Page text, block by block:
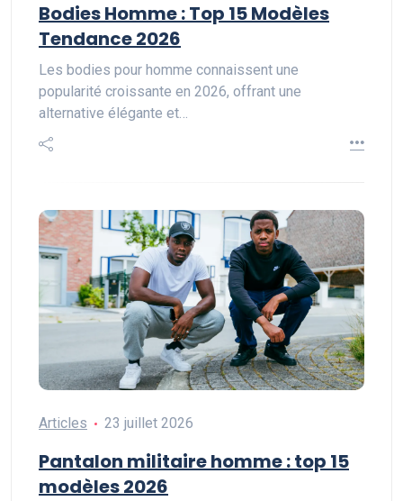
Bodies Homme : Top 15 Modèles
Tendance 2026
Les bodies pour homme connaissent une
popularité croissante en 2026, offrant une
alternative élégante et…
Articles 23 juillet 2026
Pantalon militaire homme : top 15
modèles 2026